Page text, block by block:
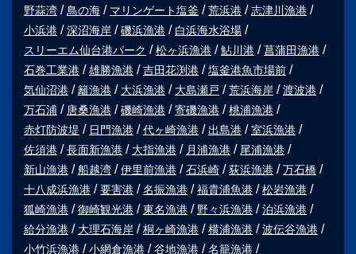
野蒜湾
鳥の海 マリンゲート塩釜 荒浜港
志津川漁港
小浜港
深沼海岸 磯浜漁港
白浜海水浴場
スリーエム仙台港パーク
松ヶ浜漁港 鮎川港
菖蒲田漁港
石巻工業港
雄勝漁港 吉田花渕港
塩釜港魚市場前
気仙沼港
籬漁港 大浜漁港 大島瀬戸 荒浜海岸
渡波港
万石浦
唐桑漁港 磯崎漁港 寄磯漁港
桃浦漁港
赤灯防波堤
日門漁港 代ヶ崎漁港 出島港
室浜漁港
佐須港
長面新漁港 大指漁港 月浦漁港
尾浦漁港
新山漁港
船越湾 伊里前漁港 石浜崎 荻浜漁港
万石橋
十八成浜漁港
要害港 名振漁港 福貴浦魚港
松岩漁港
狐崎漁港
御崎観光港 東名漁港 野々浜漁港
泊浜漁港
給分漁港
大理石海岸 桐ヶ崎漁港 横浦漁港
波伝谷漁港
小竹浜漁港
小網倉漁港 谷地漁港 名籠漁港